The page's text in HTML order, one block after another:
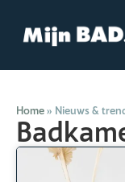
Home» Nieuws &